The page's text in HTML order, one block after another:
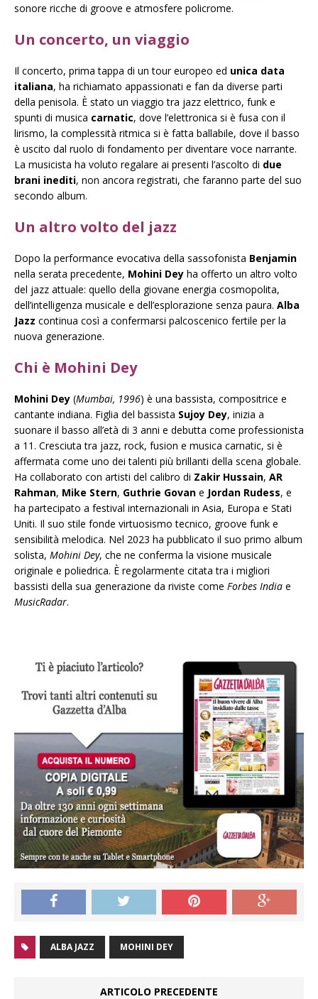
sonore ricche di groove e atmosfere policrome.
Un concerto, un viaggio
Il concerto, prima tappa di un tour europeo ed unica data
italiana, ha richiamato appassionati e fan da diverse parti
della penisola. È stato un viaggio tra jazz elettrico, funk e
spunti di musica carnatic, dove l’elettronica si è fusa con il
lirismo, la complessità ritmica si è fatta ballabile, dove il basso
è uscito dal ruolo di fondamento per diventare voce narrante.
La musicista ha voluto regalare ai presenti l’ascolto di due
brani inediti, non ancora registrati, che faranno parte del suo
secondo album.
Un altro volto del jazz
Dopo la performance evocativa della sassofonista Benjamin
nella serata precedente, Mohini Dey ha offerto un altro volto
del jazz attuale: quello della giovane energia cosmopolita,
dell’intelligenza musicale e dell’esplorazione senza paura. Alba
Jazz continua così a confermarsi palcoscenico fertile per la
nuova generazione.
Chi è Mohini Dey
Mohini Dey (Mumbai, 1996) è una bassista, compositrice e
cantante indiana. Figlia del bassista Sujoy Dey, inizia a
suonare il basso all’età di 3 anni e debutta come professionista
a 11. Cresciuta tra jazz, rock, fusion e musica carnatic, si è
affermata come uno dei talenti più brillanti della scena globale.
Ha collaborato con artisti del calibro di Zakir Hussain, AR
Rahman, Mike Stern, Guthrie Govan e Jordan Rudess, e
ha partecipato a festival internazionali in Asia, Europa e Stati
Uniti. Il suo stile fonde virtuosismo tecnico, groove funk e
sensibilità melodica. Nel 2023 ha pubblicato il suo primo album
solista, Mohini Dey, che ne conferma la visione musicale
originale e poliedrica. È regolarmente citata tra i migliori
bassisti della sua generazione da riviste come Forbes India e
MusicRadar.
ALBA JAZZ MOHINI DEY
ARTICOLO PRECEDENTE